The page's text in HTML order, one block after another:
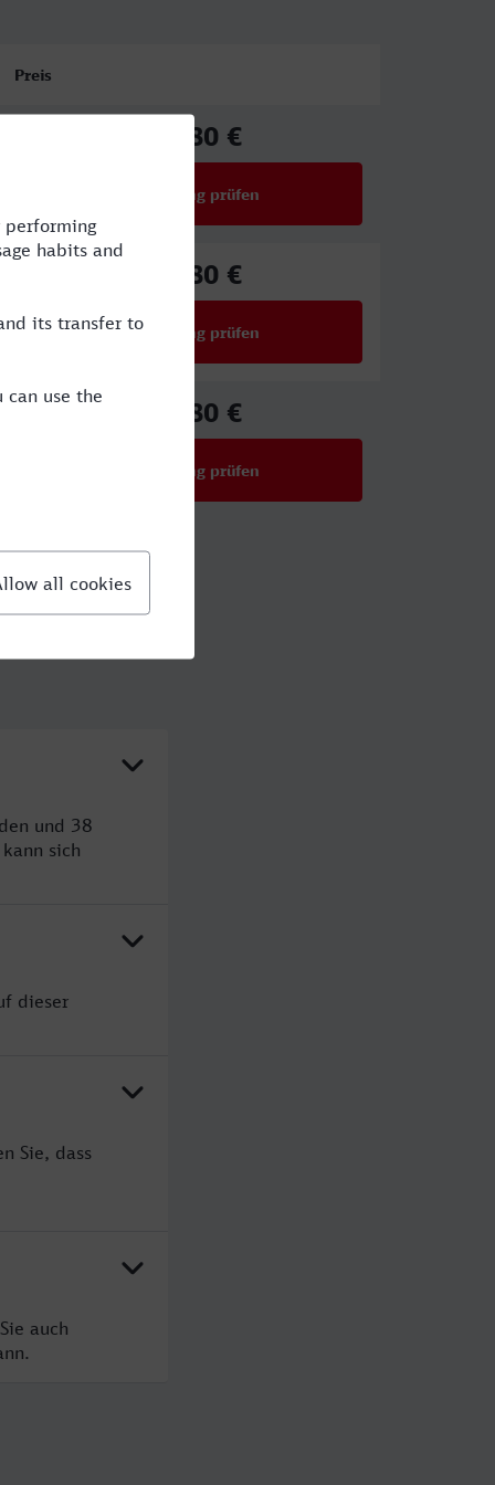
Preis
25,80 €
Verbindung prüfen
25,80 €
Verbindung prüfen
25,80 €
Verbindung prüfen
und 38
sich
dieser
Sie, dass
auch